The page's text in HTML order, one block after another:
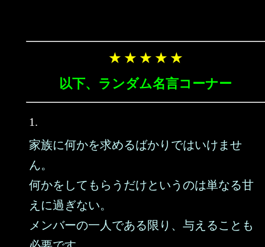
★ ★ ★ ★ ★
以下、ランダム名言コーナー
1.
家族に何かを求めるばかりではいけませ
ん。
何かをしてもらうだけというのは単なる甘
えに過ぎない。
メンバーの一人である限り、与えることも